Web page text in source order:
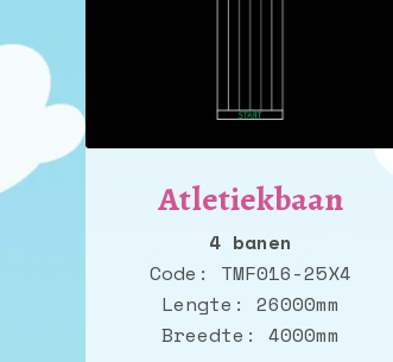
Atletiekbaan
4 banen
Code: TMF016-25X4
Lengte: 26000mm
Breedte : 4000mm